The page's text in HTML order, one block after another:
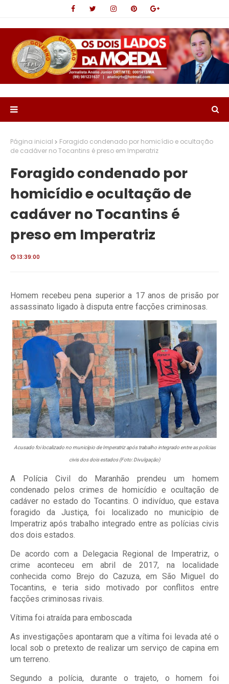
Página inicial
Foragido condenado por homicídio e ocultação
de cadáver no Tocantins é preso em Imperatriz
Foragido condenado por
homicídio e ocultação de
cadáver no Tocantins é
preso em Imperatriz
13:39:00
Homem recebeu pena superior a 17 anos de prisão por
assassinato ligado à disputa entre facções criminosas.
Acusado foi localizado no município de Imperatriz após trabalho integrado entre as polícias
civis dos dois estados (Foto: Divulgação)
A Polícia Civil do Maranhão prendeu um homem
condenado pelos crimes de homicídio e ocultação de
cadáver no estado do Tocantins. O indivíduo, que estava
foragido da Justiça, foi localizado no município de
Imperatriz após trabalho integrado entre as polícias civis
dos dois estados.
De acordo com a Delegacia Regional de Imperatriz, o
crime aconteceu em abril de 2017, na localidade
conhecida como Brejo do Cazuza, em São Miguel do
Tocantins, e teria sido motivado por conflitos entre
facções criminosas rivais.
Vítima foi atraída para emboscada
As investigações apontaram que a vítima foi levada até o
local sob o pretexto de realizar um serviço de capina em
um terreno.
Segundo a polícia, durante o trajeto, o homem foi